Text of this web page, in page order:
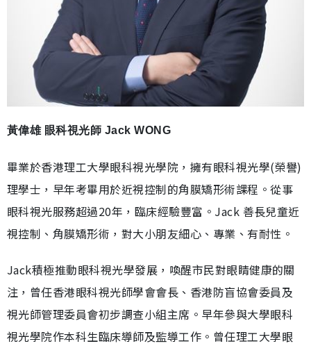
黃偉雄 眼科視光師 Jack WONG
畢業於香港理工大學眼科視光學院，擁有眼科視光學(榮譽)
理學士，早年考畢用於近視控制的角膜矯形術課程。從事
眼科視光服務超過20年，臨床經驗豐富。Jack 善長兒童近
視控制、角膜矯形術，對大小朋友細心、專業、有耐性。
Jack積極推動眼科視光學發展，喚醒市民對眼睛健康的關
注，曾任香港眼科視光師學會會長、香港防盲協會委員及
視光師管理委員會初步調查小組主席。早年參與大學眼科
視光學院作本科生臨床導師及監導工作。曾任理工大學眼